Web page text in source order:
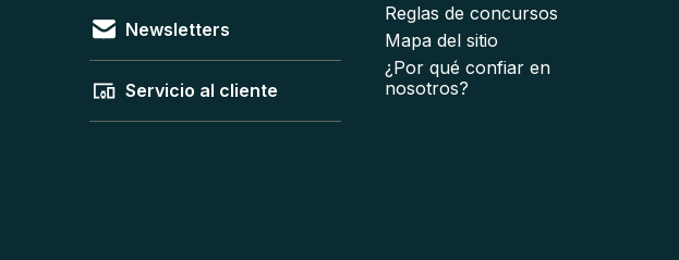
Newsletters
Servicio al cliente
Reglas de concursos
Mapa del sitio
¿Por qué confiar en
nosotros?